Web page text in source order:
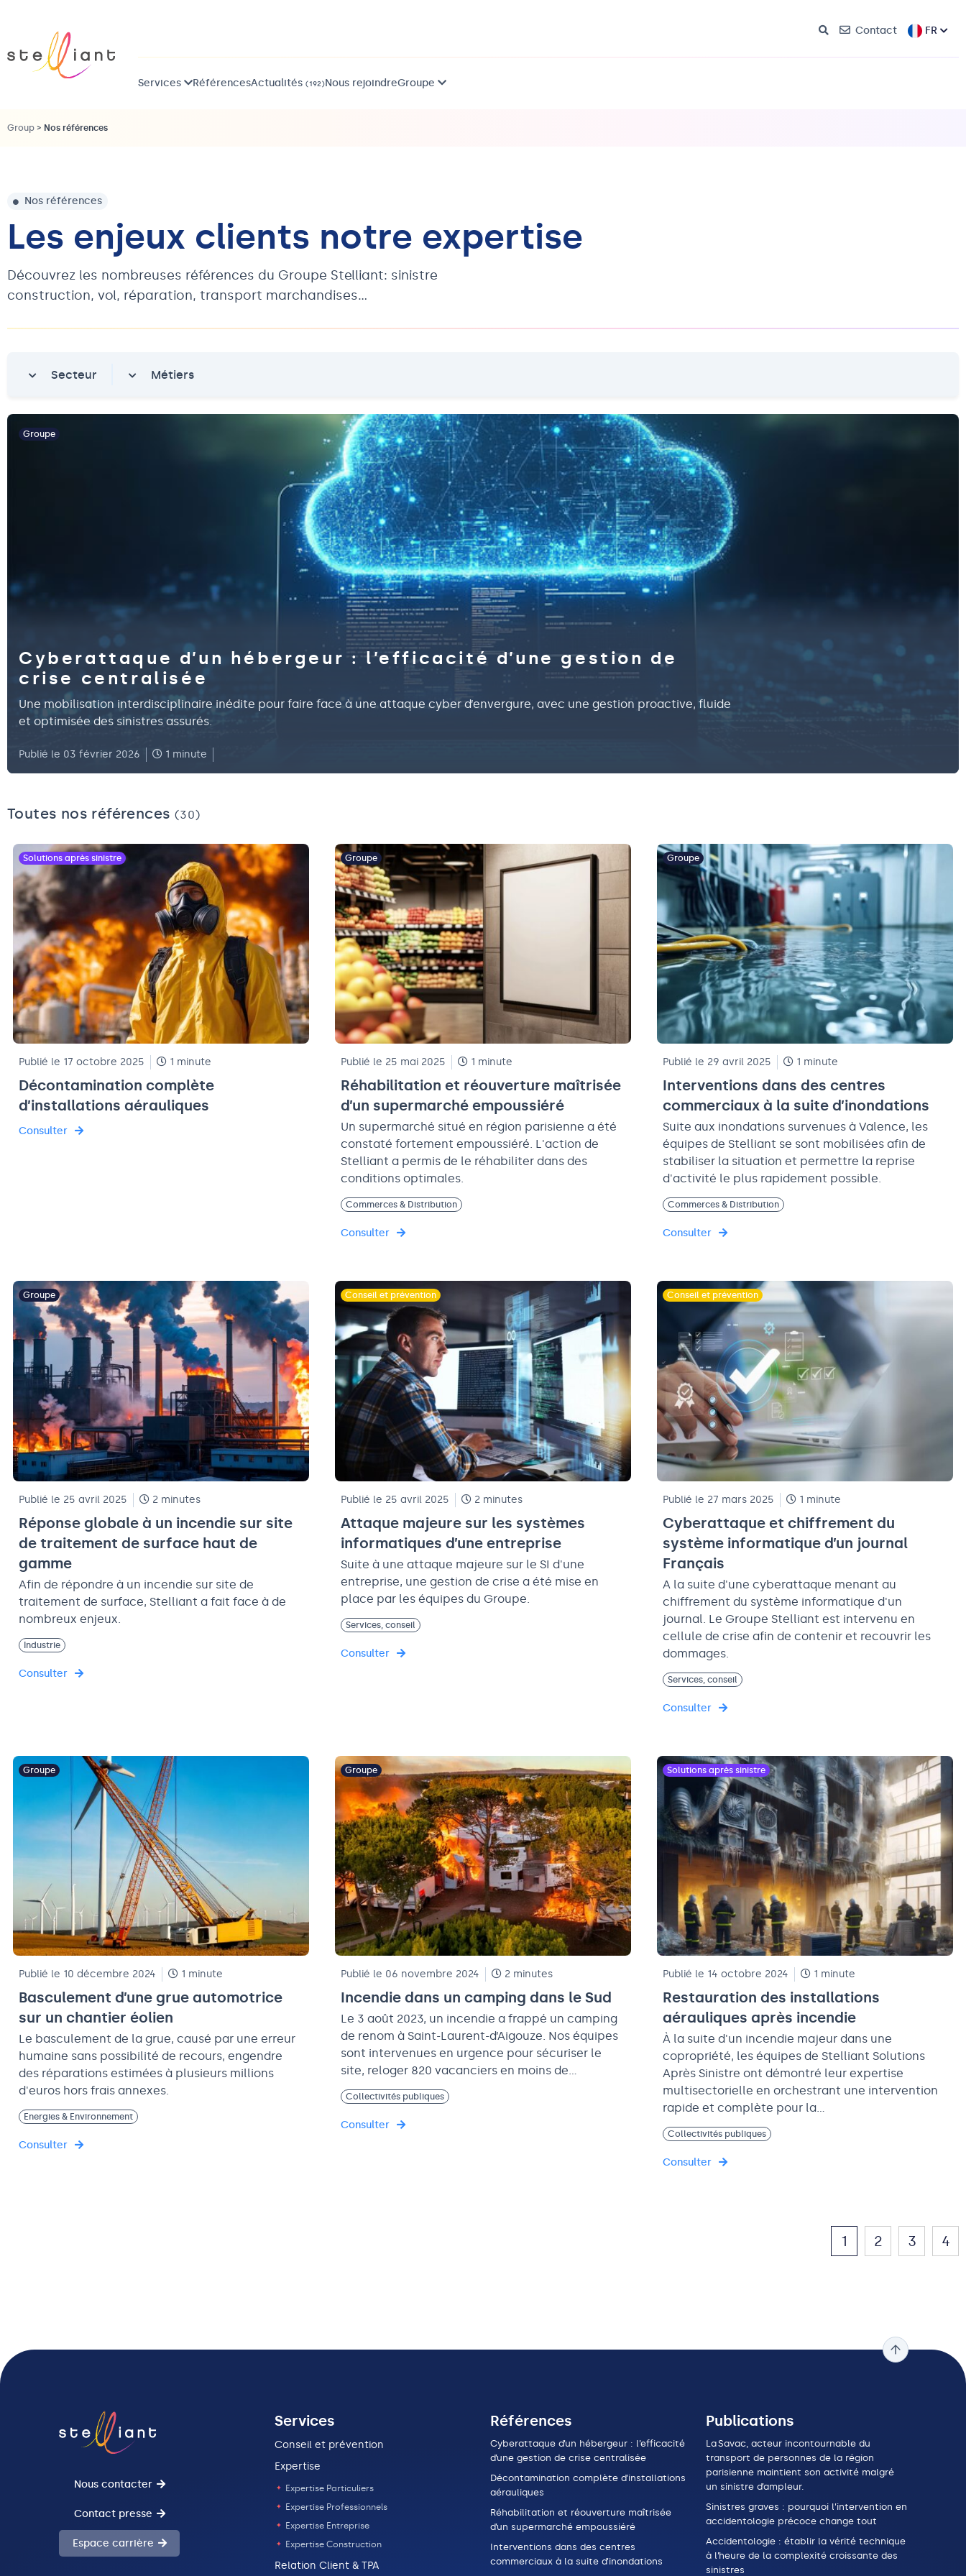
Contact FR
Services RéférencesActualités (192)Nous rejoindreGroupe
Group > Nos références
Nos références
Les enjeux clients notre expertise
Découvrez les nombreuses références du Groupe Stelliant: sinistre
construction, vol, réparation, transport marchandises…
Secteur Métiers
Groupe
Cyberattaque d’un hébergeur : l’efficacité d’une gestion de
crise centralisée
Une mobilisation interdisciplinaire inédite pour faire face à une attaque cyber d’envergure, avec une gestion proactive, fluide
et optimisée des sinistres assurés.
Publié le 03 février 2026 1 minute
Toutes nos références (30)
Solutions après sinistre
Publié le 17 octobre 2025 1 minute
Décontamination complète
d’installations aérauliques
Consulter
Groupe
Publié le 25 mai 2025 1 minute
Réhabilitation et réouverture maîtrisée
d’un supermarché empoussiéré
Un supermarché situé en région parisienne a été
constaté fortement empoussiéré. L'action de
Stelliant a permis de le réhabiliter dans des
conditions optimales.
Commerces & Distribution
Consulter
Groupe
Publié le 29 avril 2025 1 minute
Interventions dans des centres
commerciaux à la suite d’inondations
Suite aux inondations survenues à Valence, les
équipes de Stelliant se sont mobilisées afin de
stabiliser la situation et permettre la reprise
d'activité le plus rapidement possible.
Commerces & Distribution
Consulter
Groupe
Publié le 25 avril 2025 2 minutes
Réponse globale à un incendie sur site
de traitement de surface haut de
gamme
Afin de répondre à un incendie sur site de
traitement de surface, Stelliant a fait face à de
nombreux enjeux.
Industrie
Consulter
Conseil et prévention
Publié le 25 avril 2025 2 minutes
Attaque majeure sur les systèmes
informatiques d’une entreprise
Suite à une attaque majeure sur le SI d'une
entreprise, une gestion de crise a été mise en
place par les équipes du Groupe.
Services, conseil
Consulter
Conseil et prévention
Publié le 27 mars 2025 1 minute
Cyberattaque et chiffrement du
système informatique d’un journal
Français
A la suite d'une cyberattaque menant au
chiffrement du système informatique d'un
journal. Le Groupe Stelliant est intervenu en
cellule de crise afin de contenir et recouvrir les
dommages.
Services, conseil
Consulter
Groupe
Publié le 10 décembre 2024 1 minute
Basculement d’une grue automotrice
sur un chantier éolien
Le basculement de la grue, causé par une erreur
humaine sans possibilité de recours, engendre
des réparations estimées à plusieurs millions
d'euros hors frais annexes.
Energies & Environnement
Consulter
Groupe
Publié le 06 novembre 2024 2 minutes
Incendie dans un camping dans le Sud
Le 3 août 2023, un incendie a frappé un camping
de renom à Saint-Laurent-d’Aigouze. Nos équipes
sont intervenues en urgence pour sécuriser le
site, reloger 820 vacanciers en moins de…
Collectivités publiques
Consulter
Solutions après sinistre
Publié le 14 octobre 2024 1 minute
Restauration des installations
aérauliques après incendie
À la suite d'un incendie majeur dans une
copropriété, les équipes de Stelliant Solutions
Après Sinistre ont démontré leur expertise
multisectorielle en orchestrant une intervention
rapide et complète pour la…
Collectivités publiques
Consulter
1 2 3 4
Nous contacter
Contact presse
Espace carrière
Services
Conseil et prévention
Expertise
Expertise Particuliers
Expertise Professionnels
Expertise Entreprise
Expertise Construction
Relation Client & TPA
Références
Cyberattaque d’un hébergeur : l’efficacité
d’une gestion de crise centralisée
Décontamination complète d’installations
aérauliques
Réhabilitation et réouverture maîtrisée
d’un supermarché empoussiéré
Interventions dans des centres
commerciaux à la suite d’inondations
Publications
La Savac, acteur incontournable du
transport de personnes de la région
parisienne maintient son activité malgré
un sinistre d’ampleur.
Sinistres graves : pourquoi l’intervention en
accidentologie précoce change tout
Accidentologie : établir la vérité technique
à l’heure de la complexité croissante des
sinistres